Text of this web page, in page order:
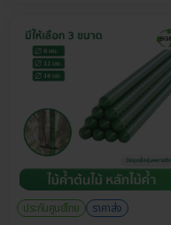
ประกันศูนย์ไทย
ราคาส่ง